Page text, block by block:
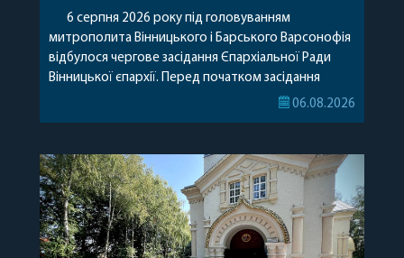
6 серпня 2026 року під головуванням
митрополита Вінницького і Барського Варсонофія
відбулося чергове засідання Єпархіальної Ради
Вінницької єпархії. Перед початком засідання
секретар Єпархіальної Ради від імені членів Ради
побажавши йому міцного здоров’я, Божої
допомоги, миру, духовної радості та
благословенних успіхів у подальшому
архіпастирському служінні. […]
06.08.2026